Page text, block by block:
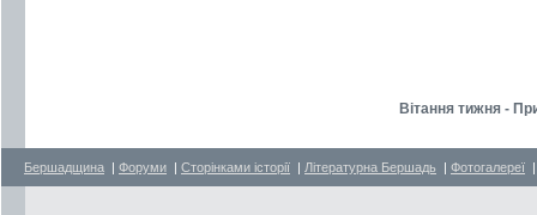
Вітання тижня -
Бершадщина | Форуми | Сторінками історії | Літературна Бершадь | Фотогалереї